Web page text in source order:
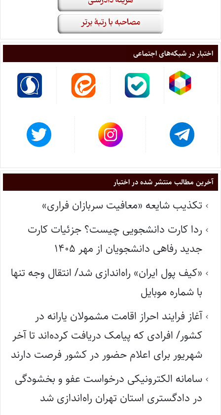
اختبار در شبکه‌های اجتماعی
آخرین مطالب منتشر شده در اختبار
تکذیب شایعه «معافیت سربازان فراری»
ردا کارت دانشجویی چیست؟ جزئیات کارت
جدید رفاهی دانشجویان از مهر ۱۴۰۵
«کیف پول ایران» راه‌اندازی شد/ انتقال وجه تنها
با شماره موبایل
آغاز فرایند احراز اقامت مشمولان یارانه در
کشور/ افرادی که پیامک دریافت کرده‌اند تا آخر
شهریور برای اعلام حضور در کشور فرصت دارند
سامانه الکترونیکی درخواست عفو و بخشودگی
در دادگستری استان تهران راه‌اندازی شد